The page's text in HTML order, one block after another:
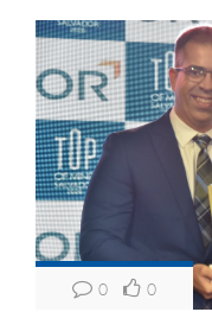
0 0